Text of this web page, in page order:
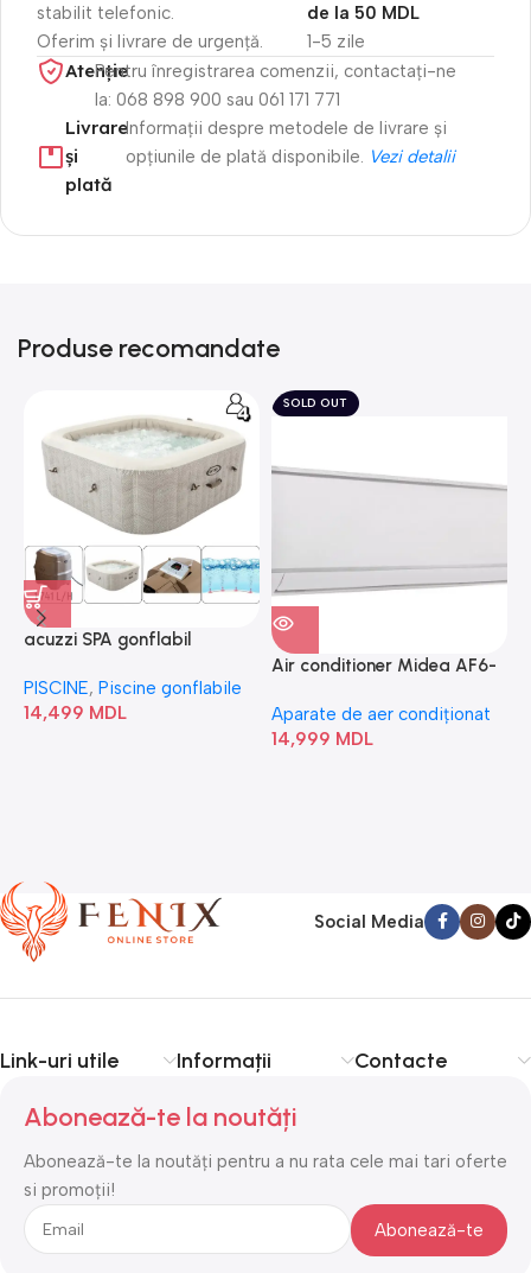
stabilit telefonic.
Oferim și livrare de urgență.
1-5 zile
de la 50 MDL
Atenție​Pentru înregistrarea comenzii, contactați-ne
la: 068 898 900 sau 061 171 771
Livrare
și
plată
Informații despre metodele de livrare și
opțiunile de plată disponibile. Vezi detalii
Produse recomandate
acuzzi SPA gonflabil
Bubble” 28446
PISCINE, Piscine gonflabile
14,499 MDL
SOLD OUT
Air conditioner Midea AF6-
Aparate de aer condiționat
14,999 MDL
Social Media
Link-uri utile Informații Contacte
Abonează-te la noutăți
Abonează-te la noutăți pentru a nu rata cele mai tari oferte
si promoții!